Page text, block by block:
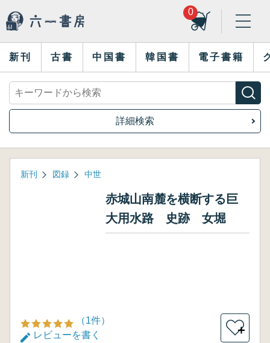
0
新刊 古書 中国書 韓国書 電子書籍
詳細検索
新刊 図録 中世
赤城山南麓を横断する巨
大用水路 史跡 女堀
（1件）
レビューを書く
＋